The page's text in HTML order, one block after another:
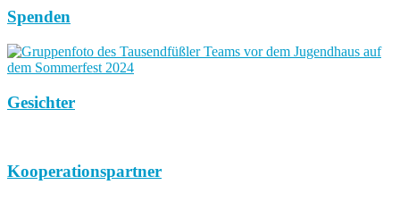
Spenden
Gesichter
Kooperationspartner